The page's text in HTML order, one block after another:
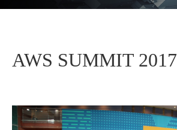
AWS SUMMIT 2017